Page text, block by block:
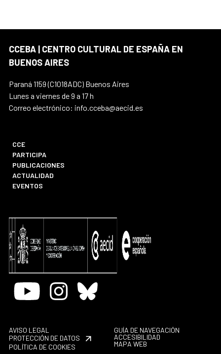
CCEBA | CENTRO CULTURAL DE ESPAÑA EN
BUENOS AIRES
Paraná 1159 (C1018ADC) Buenos Aires
Lunes a viernes de 9 a 17 h
Correo electrónico: info.cceba@aecid.es
CCE
PARTICIPA
PUBLICACIONES
ACTUALIDAD
EVENTOS
Youtube InstagramBluesky
AVISO LEGAL
PROTECCIÓN DE DATOS
POLÍTICA DE COOKIES
GUÍA DE NAVEGACIÓN
ACCESIBILIDAD
MAPA WEB